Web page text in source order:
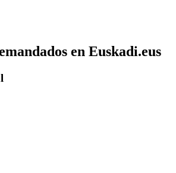
en Euskadi.eus